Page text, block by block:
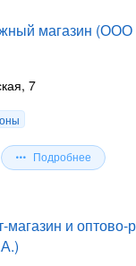
магазин
7
Подробнее
магазин и оптово-